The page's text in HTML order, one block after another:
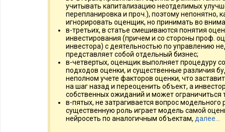
Как оценивает инвестор? Анализирует спрос,
стоимость. После ремонта квартира может продаваться
стоимости оценщика (выше существующих на рынке
происходит? На рынке часто присутствует дефицит
покупатели готовы переплачивать.
Вывод: оценщик работает с историческими данными,
спросом и живыми людьми.
Оценка коммерческой недвижимости под аренду
учитывать капитализацию неотделимых
перепланировка и проч.), поэтому непонятно,
игнорировать оценщик, но принимать во
в-третьих, в статье смешиваются понятия
инвестирования (причем и со стороны проф.
инвестора) с деятельностью по управлению
представляет собой отдельный бизнес;
в-четвертых, оценщик выполняет процедуру
подходов оценки, и существенные различия
неполном учете факторов оценки, что
на шаг назад и переоценить объект, а
собственных ожиданий и может
в-пятых, не затрагивается вопрос модельного
существенную роль играет модель самой
нейросеть по аналогичным объектам, далее…